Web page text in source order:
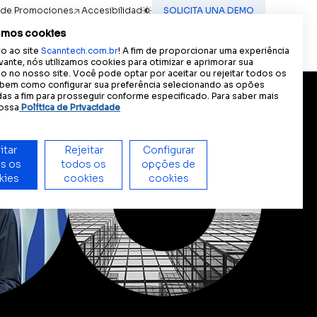
Promociones Accesibilidad
SOLICITA UNA DEMO
accesible:
Nuestros líderes
Conoce al equipo que lidera la
de las empresas.
Más información.
Scann Scale
Visión única y granular de las ventas
de artículos de peso variable para
Contacto (IN) MOTION
ES
PT
EN
cookies
ao site Scanntech.com.br! A fim de proporcionar uma experiência
nós utilizamos cookies para otimizar e aprimorar sua
no nosso site. Você pode optar por aceitar ou rejeitar todos os
como configurar sua preferência selecionando as opões
a fim para prosseguir conforme especificado. Para saber mais
Política de Privacidade
os
Rejeitar
todos os
cookies
Configurar
opções de
cookies